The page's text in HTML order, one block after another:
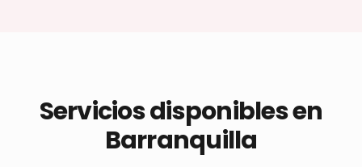
Servicios disponibles en
Barranquilla